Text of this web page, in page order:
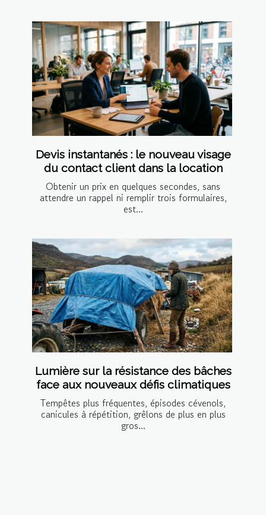
Devis instantanés : le nouveau visage
du contact client dans la location
Obtenir un prix en quelques secondes, sans
attendre un rappel ni remplir trois formulaires,
est...
Lumière sur la résistance des bâches
face aux nouveaux défis climatiques
Tempêtes plus fréquentes, épisodes cévenols,
canicules à répétition, grêlons de plus en plus
gros...